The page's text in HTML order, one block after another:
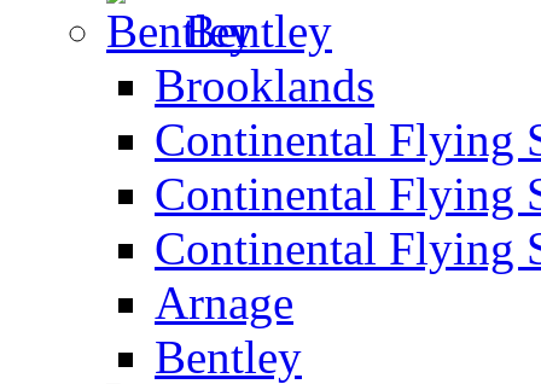
Bentley
Brooklands
Continental Flying
Continental Flying
Continental Flying
Arnage
Bentley